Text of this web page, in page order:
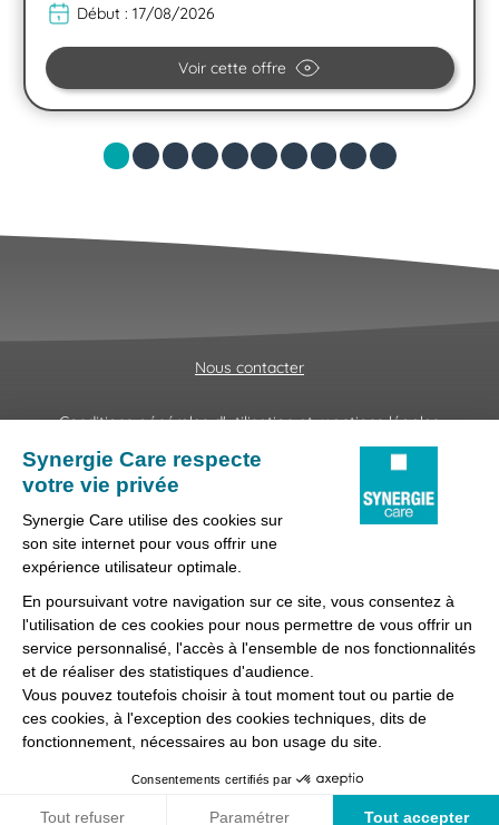
Début : 17/08/2026
Voir cette offre
Nous contacter
Conditions générales d'utilisation et mentions légales
Fraudes & Hameçonnages
Lanceur d'alertes
Préférences des cookies
Synergie Care, réseau d'agences d'emploi spécialisées dans
la délégation de personnel médical et paramédical, filiale du
groupe Synergie.